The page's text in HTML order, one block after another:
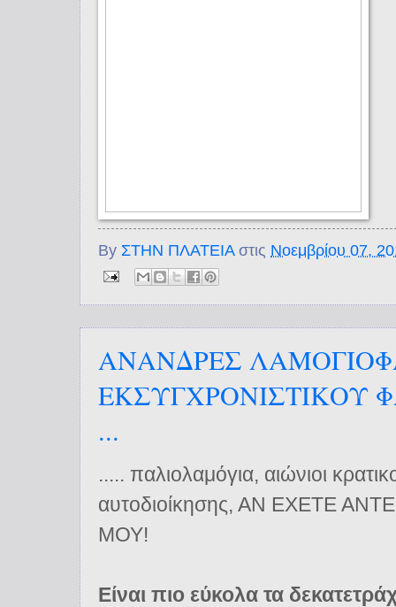
By ΣΤΗΝ ΠΛΑΤΕΙΑ στις Νοεμβρίου 07,
ΑΝΑΝΔΡΕΣ
ΕΚΣΥΓΧΡΟΝΙΣΤΙΚΟΥ
...
..... παλιολαμόγια, αιώνιοι
αυτοδιοίκησης, ΑΝ ΕΧΕΤΕ
ΜΟΥ!
Είναι πιο εύκολα τα